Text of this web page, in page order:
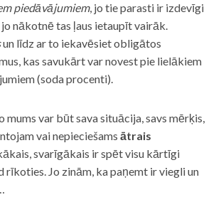
piedāvājumiem, jo tie parasti ir izdevīgi
nākotnē tas ļaus ietaupīt vairāk.
un līdz ar to iekavēsiet obligātos
kas savukārt var novest pie lielākiem
(soda procenti).
mums var būt sava situācija, savs mērķis,
vai nepieciešams ātrais
svarīgākais ir spēt visu kārtīgi
Jo zinām, ka paņemt ir viegli un